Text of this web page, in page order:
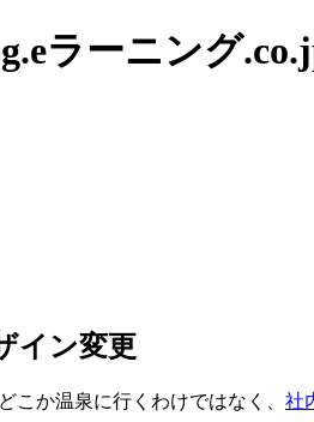
ラーニング
イン変更
こか温泉に行くわけではなく、 社